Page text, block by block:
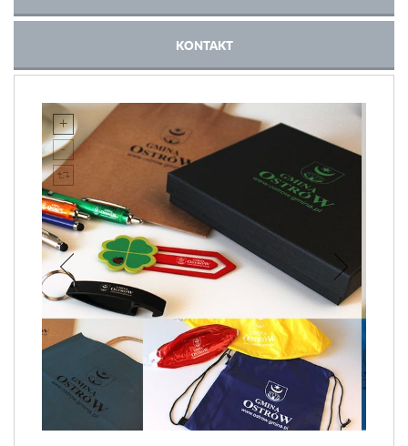
KONTAKT